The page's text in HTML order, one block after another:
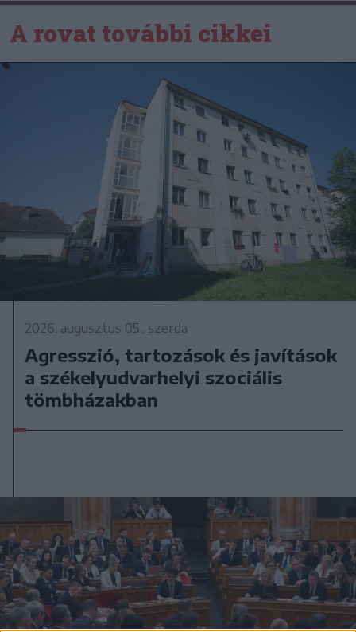
A rovat további cikkei
2026. augusztus 05., szerda
Agresszió, tartozások és javítások
a székelyudvarhelyi szociális
tömbházakban